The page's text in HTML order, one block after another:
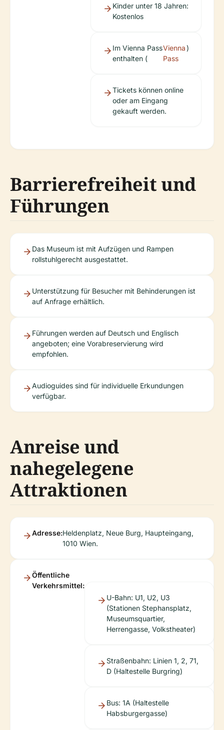
Kinder unter 18 Jahren:
Kostenlos
Im Vienna Pass
enthalten (
Vienna
Pass
)
Tickets können online
oder am Eingang
gekauft werden.
Barrierefreiheit und
Führungen
Das Museum ist mit Aufzügen und Rampen
rollstuhlgerecht ausgestattet.
Unterstützung für Besucher mit Behinderungen ist
auf Anfrage erhältlich.
Führungen werden auf Deutsch und Englisch
angeboten; eine Vorabreservierung wird
empfohlen.
Audioguides sind für individuelle Erkundungen
verfügbar.
Anreise und
nahegelegene
Attraktionen
Adresse:Heldenplatz, Neue Burg, Haupteingang,
1010 Wien.
Öffentliche
Verkehrsmittel:
U-Bahn: U1, U2, U3
(Stationen Stephansplatz,
Museumsquartier,
Herrengasse, Volkstheater)
Straßenbahn: Linien 1, 2, 71,
D (Haltestelle Burgring)
Bus: 1A (Haltestelle
Habsburgergasse)